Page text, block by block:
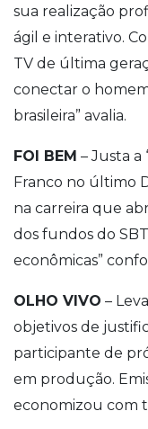
sua realização
ágil e interativo.
TV de última
conectar o
brasileira” avalia.
FOI BEM – Justa a
Franco no último
na carreira que
dos fundos do
econômicas”
OLHO VIVO –
objetivos de
participante de
em produção.
economizou com